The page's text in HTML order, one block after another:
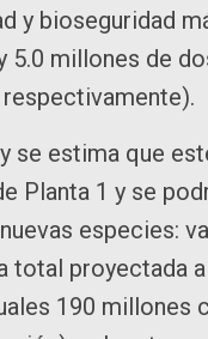
y bioseguridad
millones de
se estima que
Planta 1 y se
especies:
proyectada
190 millones